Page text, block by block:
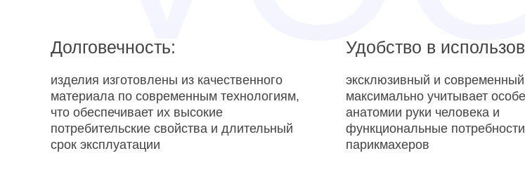
Долговечность:
изделия изготовлены из качественного
материала по современным технологиям,
что обеспечивает их высокие
потребительские свойства и длительный
срок эксплуатации
Удобство в
эксклюзивный и
максимально учитывает
анатомии руки человека и
функциональные потребности
парикмахеров